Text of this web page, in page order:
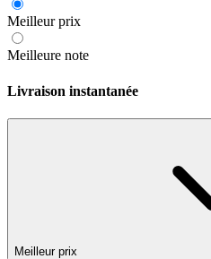
Meilleur prix
Meilleure note
Livraison instantanée
Meilleur prix